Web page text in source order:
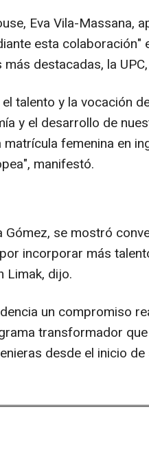
Eva Vila-Massana,
esta colaboración"
destacadas, la
talento y la vocación
y el desarrollo de
femenina en
manifestó.
Gómez, se mostró
incorporar más
Limak, dijo.
un compromiso
transformador
desde el inicio